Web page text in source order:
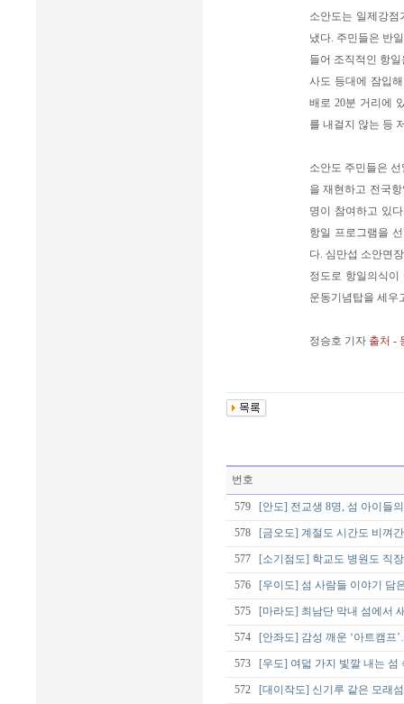
소안도는 일제강
냈다. 주민들은 반
들어 조직적인 항
사도 등대에 잠입
배로 20분 거리에
를 내걸지 않는 등
소안도 주민들은
을 재현하고 전국
명이 참여하고 있
항일 프로그램을
다. 심만섭 소안면
정도로 항일의식이
운동기념탑을 세우
정승호 기자 출처 -
번호
579 [안도] 전교생 8명, 섬 아이들
578 [금오도] 계절도 시간도 비껴
577 [소기점도] 학교도 병원도 직
576 [우이도] 섬 사람들 이야기 담
575 [마라도] 최남단 막내 섬에서
574 [안좌도] 감성 깨운 ‘아트캠프
573 [우도] 여덟 가지 빛깔 내는 섬
572 [대이작도] 신기루 같은 모래